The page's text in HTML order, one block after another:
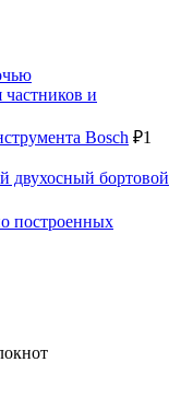
частников и
Bosch ₽1
двухосный бортовой
построенных